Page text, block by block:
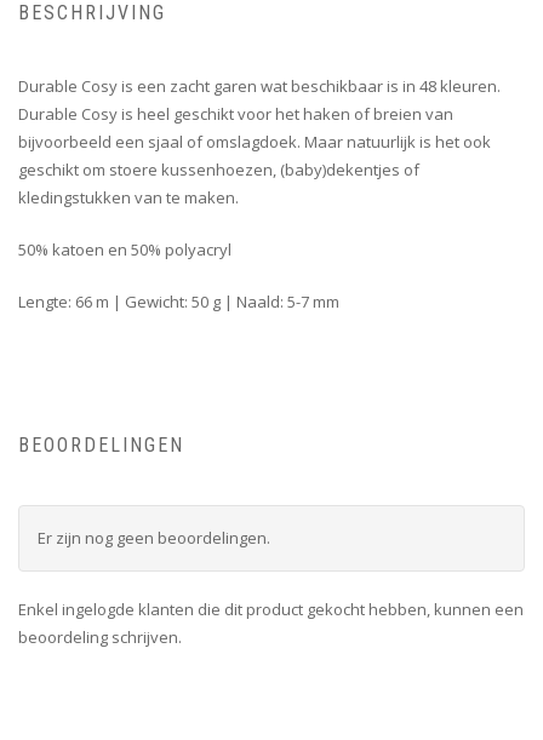
BESCHRIJVING
Durable Cosy is een zacht garen wat beschikbaar is in 48 kleuren.
Durable Cosy is heel geschikt voor het haken of breien van
bijvoorbeeld een sjaal of omslagdoek. Maar natuurlijk is het ook
geschikt om stoere kussenhoezen, (baby)dekentjes of
kledingstukken van te maken.
50% katoen en 50% polyacryl
Lengte: 66 m | Gewicht: 50 g | Naald: 5-7 mm
BEOORDELINGEN
Er zijn nog geen beoordelingen.
Enkel ingelogde klanten die dit product gekocht hebben, kunnen een
beoordeling schrijven.